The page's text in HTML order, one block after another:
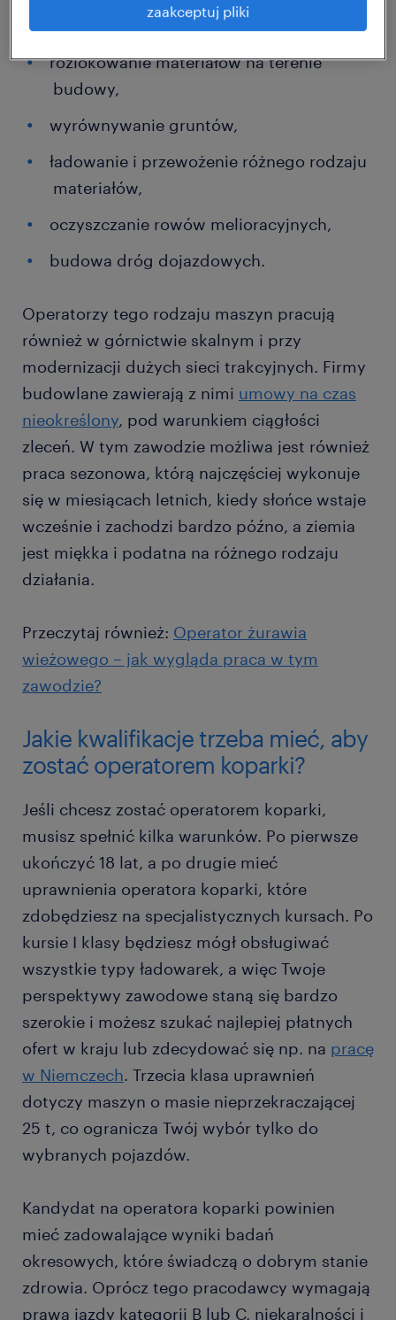
budowa dróg dojazdowych,
rozlokowanie materiałów na terenie
budowy,
wyrównywanie gruntów,
ładowanie i przewożenie różnego rodzaju
materiałów,
oczyszczanie rowów melioracyjnych,
budowa dróg dojazdowych.
Operatorzy tego rodzaju maszyn pracują
również w górnictwie skalnym i przy
modernizacji dużych sieci trakcyjnych. Firmy
budowlane zawierają z nimi umowy na czas
nieokreślony, pod warunkiem ciągłości
zleceń. W tym zawodzie możliwa jest również
praca sezonowa, którą najczęściej wykonuje
się w miesiącach letnich, kiedy słońce wstaje
wcześnie i zachodzi bardzo późno, a ziemia
jest miękka i podatna na różnego rodzaju
działania.
Przeczytaj również: Operator żurawia
wieżowego – jak wygląda praca w tym
zawodzie?
Jakie kwalifikacje trzeba mieć, aby
zostać operatorem koparki?
Jeśli chcesz zostać operatorem koparki,
musisz spełnić kilka warunków. Po pierwsze
ukończyć 18 lat, a po drugie mieć
uprawnienia operatora koparki, które
zdobędziesz na specjalistycznych kursach. Po
kursie I klasy będziesz mógł obsługiwać
wszystkie typy ładowarek, a więc Twoje
perspektywy zawodowe staną się bardzo
szerokie i możesz szukać najlepiej płatnych
ofert w kraju lub zdecydować się np. na pracę
w Niemczech. Trzecia klasa uprawnień
dotyczy maszyn o masie nieprzekraczającej
25 t, co ogranicza Twój wybór tylko do
wybranych pojazdów.
Kandydat na operatora koparki powinien
mieć zadowalające wyniki badań
okresowych, które świadczą o dobrym stanie
zdrowia. Oprócz tego pracodawcy wymagają
prawa jazdy kategorii B lub C, niekaralności i
zaakceptuj pliki